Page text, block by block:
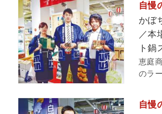
自慢
かぼ
／本
ト鍋
恵庭
のラ
自慢